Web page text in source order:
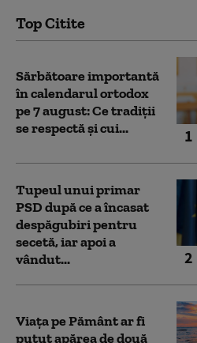
Top Citite
1
Sărbătoare importantă
în calendarul ortodox
pe 7 august: Ce tradiții
se respectă și cui...
2
Tupeul unui primar
PSD după ce a încasat
despăgubiri pentru
secetă, iar apoi a
vândut...
Viața pe Pământ ar fi
putut apărea de două